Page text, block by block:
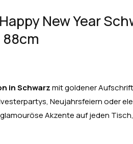
New Year
in Schwarzmit goldener Aufschrift
Neujahrsfeiern oder
Akzente auf jeden